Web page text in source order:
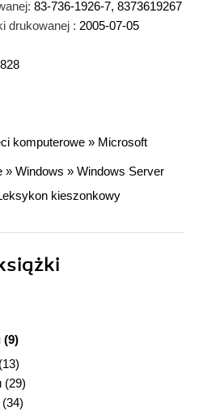
83-736-1926-7, 8373619267
drukowanej : 2005-07-05
komputerowe » Microsoft
» Windows » Windows Server
kieszonkowy
(9)
(29)